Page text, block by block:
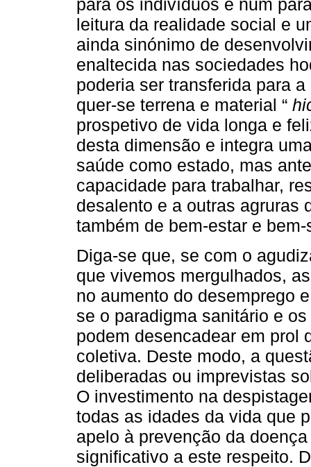
para os indivíduos e num
leitura da realidade social e
ainda sinónimo de
enaltecida nas sociedades
poderia ser transferida para
quer-se terrena e material “
prospetivo de vida longa e
desta dimensão e integra
saúde como estado, mas
capacidade para trabalhar,
desalento e a outras agruras
também de bem-estar e bem-
Diga-se que, se com o
que vivemos mergulhados,
no aumento do desemprego
se o paradigma sanitário e
podem desencadear em prol
coletiva. Deste modo, a
deliberadas ou imprevistas
O investimento na
todas as idades da vida que
apelo à prevenção da
significativo a este respeito.